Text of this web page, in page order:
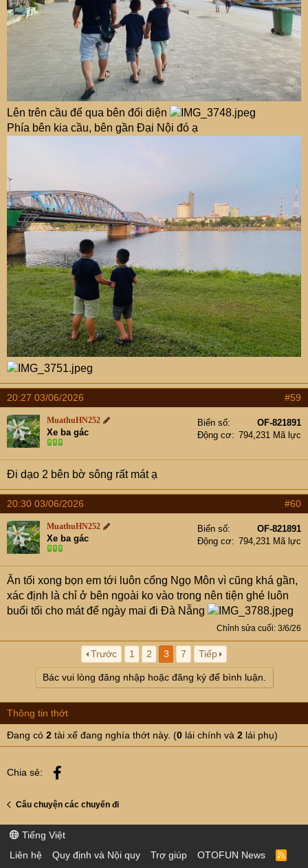
Lên trên cầu để qua bên đối diện
Phía bên kia cầu, bên gần Đại Nội đó ạ
20:27 03/06/2026 #59
MuathuHN252
Xe ba gác
Biển số
OF-821891
Động cơ
794,231 Mã lực
Đi dạo 2 bên bờ sông rất mát ạ
20:30 03/06/2026 #60
MuathuHN252
Xe ba gác
Biển số
OF-821891
Động cơ
794,231 Mã lực
Ăn tối xong bọn em tới luôn cổng Ngọ Môn vì cũng khá gần,
xác định là chỉ ở bên ngoài ko vào trong nên tiện ghé luôn
buổi tối cho mát để ngày mai đi Đà Nẵng
Chỉnh sửa cuối: 3/6/26
Trước 1 2 3 7 Tiếp
Bác vui lòng đăng nhập hoặc đăng ký để bình luận.
Thông tin thớt
Đang có 2 tài xế đang nghía thớt này. (0 lái chính và 2 lái phụ)
Chia sẻ:
Câu chuyện các chuyến đi
Tiếng Việt
Liên hệ
Quy định và Nội quy Trợ giúp OTOFUN News
R